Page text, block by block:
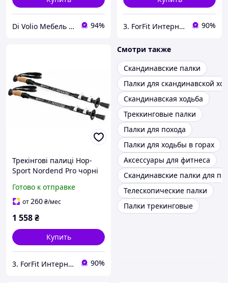
Di Volio Мебель для Дома и Сада 94% 3. ForFit Интернет-магазин спортивных товаров 90%
Трекінгові палиці Hop-
Sport Nordend Pro чорні
доставкой по Украине
Готово к отправке
от260₴/мес
1 558₴
Купить
3. ForFit Интернет-магазин спортивных товаров 90%
Смотри также
Скандинавские палки
Палки для скандинавской
Скандинавская ходьба
Треккинговые палки
Палки для похода
Палки для ходьбы в горах
Аксессуары для фитнеса
Скандинавские палки для
Телескопические палки
Палки трекинговые